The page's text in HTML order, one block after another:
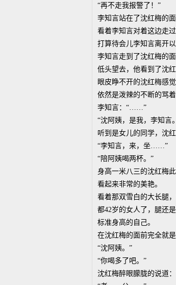
“再不走我报警了！”
李知言站在了沈红梅的
看着李知言对着这边走
打算待会儿李知言离开以
李知言走到了沈红梅的面
低头望去，他看到了沈
眼皮睁不开的沈红梅感
依然是泼辣的不断的骂着
李知言：“……”
“沈阿姨，是我，李知言
听到是女儿的同学，沈
“李知言，来，坐……”
“陪阿姨喝两杯。”
身高一米八三的沈红梅
看起来非常的美艳。
看着那双雪白的大长腿
都42岁的女人了，腿还
标准身高的自己。
在沈红梅的面前完全就是
“沈阿姨。”
“你喝多了吧。”
沈红梅醉眼朦胧的说道